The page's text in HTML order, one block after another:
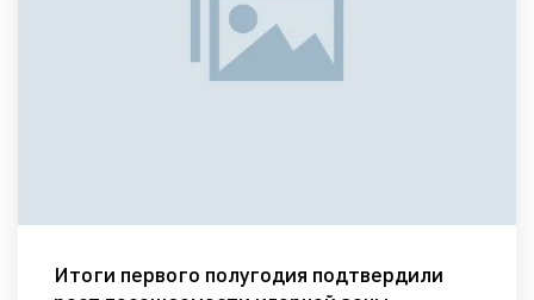
Итоги первого полугодия подтвердили